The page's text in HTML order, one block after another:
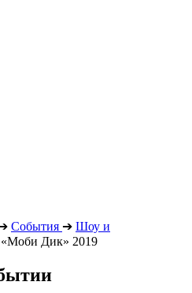
События ➔ Шоу и
Дик» 2019